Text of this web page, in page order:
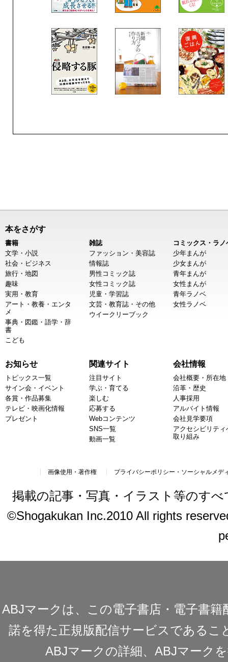
本をさがす
書籍
文学・小説
社会・ビジネス
旅行・地図
趣味
実用・教育
アート・教養・エンタ
メ
事典・図鑑・語学・辞
書
こども
雑誌
ファッション・美容誌
情報誌
男性コミック誌
女性コミック誌
児童・学習誌
文芸・教育誌・その他
ウイークリーブック
コミックス・ラノ
少年まんが
少女まんが
青年まんが
女性まんが
青年ラノベ
女性ラノベ
お知らせ
トピックス一覧
サイン会・イベント
各賞・作品募集
テレビ・映画化情報
プレゼント
関連サイト
注目サイト
学ぶ・育てる
楽しむ
応募する
Webコンテンツ
SNS一覧
動画一覧
会社情報
会社概要・所在地
沿革・歴史
人事採用
アルバイト情報
会社見学要項
アクセシビリティ
取り組み
画像使用・著作権 プライバシーポリシー・ソーシャルメデ
掲載の記事・写真・イラスト等のす
©Shogakukan Inc.2010 All rights
ABJマークは、この電子書店・電子書
諾を得た正規版配信サービスであるこ
ABJマークの詳細、ABJマーク